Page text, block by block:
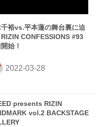
裕vs.平本蓮の舞台裏に迫
RIZIN CONFESSIONS #93
始！
presents RIZIN
vol.2 BACKSTAGE